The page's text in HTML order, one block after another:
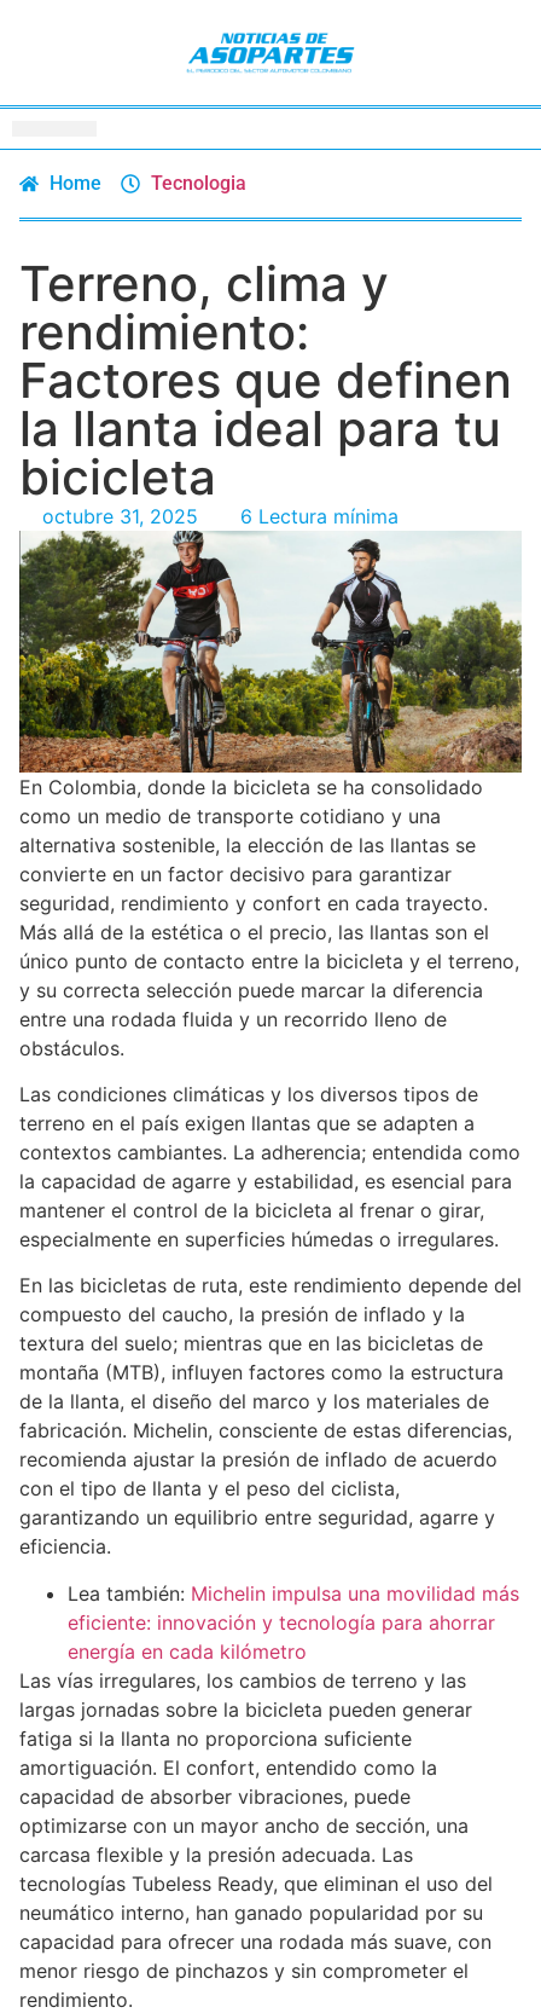
Home Tecnologia
Terreno, clima y
rendimiento:
Factores que definen
la llanta ideal para tu
bicicleta
octubre 31, 2025 6 Lectura mínima
En Colombia, donde la bicicleta se ha consolidado
como un medio de transporte cotidiano y una
alternativa sostenible, la elección de las llantas se
convierte en un factor decisivo para garantizar
seguridad, rendimiento y confort en cada trayecto.
Más allá de la estética o el precio, las llantas son el
único punto de contacto entre la bicicleta y el terreno,
y su correcta selección puede marcar la diferencia
entre una rodada fluida y un recorrido lleno de
obstáculos.
Las condiciones climáticas y los diversos tipos de
terreno en el país exigen llantas que se adapten a
contextos cambiantes. La adherencia; entendida como
la capacidad de agarre y estabilidad, es esencial para
mantener el control de la bicicleta al frenar o girar,
especialmente en superficies húmedas o irregulares.
En las bicicletas de ruta, este rendimiento depende del
compuesto del caucho, la presión de inflado y la
textura del suelo; mientras que en las bicicletas de
montaña (MTB), influyen factores como la estructura
de la llanta, el diseño del marco y los materiales de
fabricación. Michelin, consciente de estas diferencias,
recomienda ajustar la presión de inflado de acuerdo
con el tipo de llanta y el peso del ciclista,
garantizando un equilibrio entre seguridad, agarre y
eficiencia.
Lea también: Michelin impulsa una movilidad más
eficiente: innovación y tecnología para ahorrar
energía en cada kilómetro
Las vías irregulares, los cambios de terreno y las
largas jornadas sobre la bicicleta pueden generar
fatiga si la llanta no proporciona suficiente
amortiguación. El confort, entendido como la
capacidad de absorber vibraciones, puede
optimizarse con un mayor ancho de sección, una
carcasa flexible y la presión adecuada. Las
tecnologías Tubeless Ready, que eliminan el uso del
neumático interno, han ganado popularidad por su
capacidad para ofrecer una rodada más suave, con
menor riesgo de pinchazos y sin comprometer el
rendimiento.